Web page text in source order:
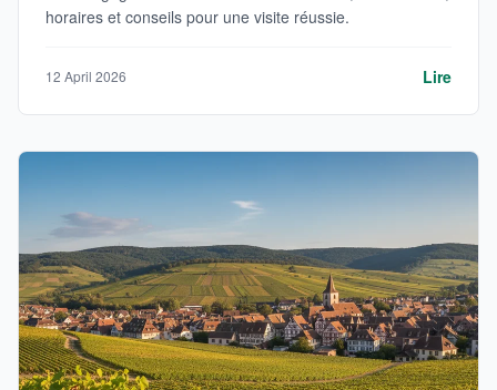
horaires et conseils pour une visite réussie.
12 April 2026 Lire